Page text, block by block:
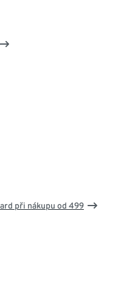
při nákupu od 499